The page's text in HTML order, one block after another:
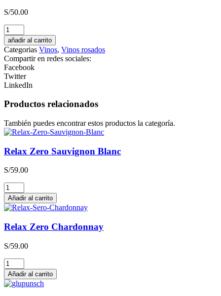
S/50.00
Pisco
Monte
Luna
Acholado
cantidad
añadir al carrito
Categorias Vinos, Vinos rosados
Compartir en redes sociales:
Facebook
Twitter
LinkedIn
Productos relacionados
También puedes encontrar estos productos la categoría.
Relax Zero Sauvignon Blanc
S/59.00
Relax
Zero
Sauvignon
Blanc
cantidad
Añadir al carrito
Relax Zero Chardonnay
S/59.00
Relax
Zero
Chardonnay
cantidad
Añadir al carrito